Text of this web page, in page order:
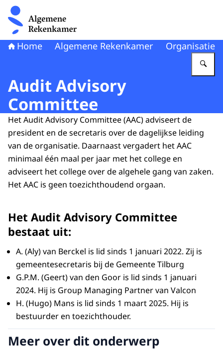
Naar de homepage van Algemene Rekenkamer
Home Algemene Rekenkamer Organisatie
Audit Advisory
Committee
Het Audit Advisory Committee (AAC) adviseert de
president en de secretaris over de dagelijkse leiding
van de organisatie. Daarnaast vergadert het AAC
minimaal één maal per jaar met het college en
adviseert het college over de algehele gang van zaken.
Het AAC is geen toezichthoudend orgaan.
Het Audit Advisory Committee
bestaat uit:
A. (Aly) van Berckel is lid sinds 1 januari 2022. Zij is
gemeentesecretaris bij de Gemeente Tilburg
G.P.M. (Geert) van den Goor is lid sinds 1 januari
2024. Hij is Group Managing Partner van Valcon
H. (Hugo) Mans is lid sinds 1 maart 2025. Hij is
bestuurder en toezichthouder.
Meer over dit onderwerp